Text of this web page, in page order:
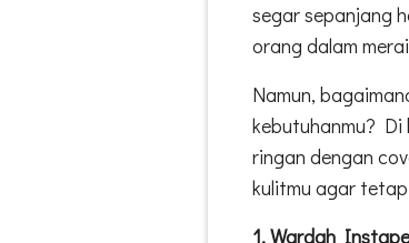
segar sepanjang
orang dalam
Namun,
kebutuhanmu?
ringan dengan
kulitmu agar
1. Wardah